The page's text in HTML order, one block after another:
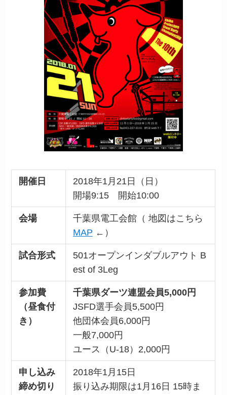
開催日
2018年1月21日（日）
開場9:15 開始10:00
会場
千葉県電工会館（ 地図はこちら
MAP ←）
試合形式
501オープンインダブルアウト B
est of 3Leg
参加費
（昼食付
き）
千葉県ダーツ連盟会員5,000円
JSFD選手会員5,500円
他団体会員6,000円
一般7,000円
ユース（U-18）2,000円
申し込み
締め切り
2018年1月15日
振り込み期限は1月16日 15時ま